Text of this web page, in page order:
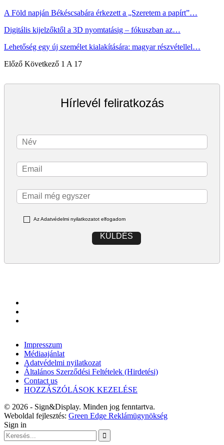
A Föld napján Békéscsabára érkezett a „Szeretem a papírt”…
Digitális kijelzőktől a 3D nyomtatásig – fókuszban az…
Lehetőség egy új személet kialakítására: magyar részvétellel…
Előző Következő 1 A 17
Hírlevél feliratkozás
Az Adatvédelmi nyilatkozatot elfogadom
KÜLDÉS
Impresszum
Médiaajánlat
Adatvédelmi nyilatkozat
Általános Szerződési Feltételek (Hirdetési)
Contact us
HOZZÁSZÓLÁSOK KEZELÉSE
© 2026 - Sign&Display. Minden jog fenntartva.
Weboldal fejlesztés: Green Edge Reklámügynökség
Sign in